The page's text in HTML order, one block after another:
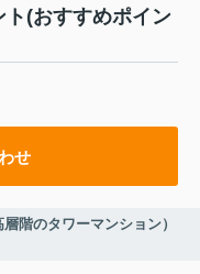
(おすすめポイン
せ
階のタワーマンション）